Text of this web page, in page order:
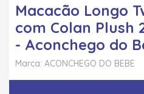
Macacão Longo
com Colan Plush
- Aconchego do
Marca: ACONCHEGO DO BEBE